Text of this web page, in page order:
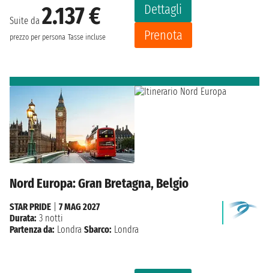
Suite da 2.137 €
prezzo per persona Tasse incluse
Dettagli
Prenota
Nord Europa: Gran Bretagna, Belgio
STAR PRIDE
7 MAG 2027
Durata: 3 notti
Partenza da: Londra Sbarco: Londra